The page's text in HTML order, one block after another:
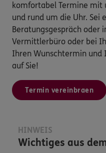
komfortabel Termine mit
und rund um die Uhr. Sei
Beratungsgespräch oder
Vermittlerbüro oder bei
Ihren Wunschtermin und
auf Sie!
Termin vereinbraen
HINWEIS
Wichtiges aus